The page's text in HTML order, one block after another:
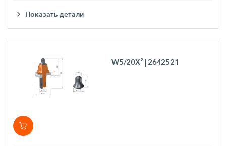
Показать детали
W5/20X² | 2642521